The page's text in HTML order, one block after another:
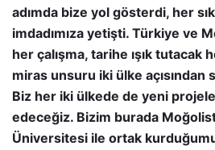
adımda bize yol gösterdi, her
imdadımıza yetişti. Türkiye ve
her çalışma, tarihe ışık tutacak
miras unsuru iki ülke açısından
Biz her iki ülkede de yeni
edeceğiz. Bizim burada
Üniversitesi ile ortak